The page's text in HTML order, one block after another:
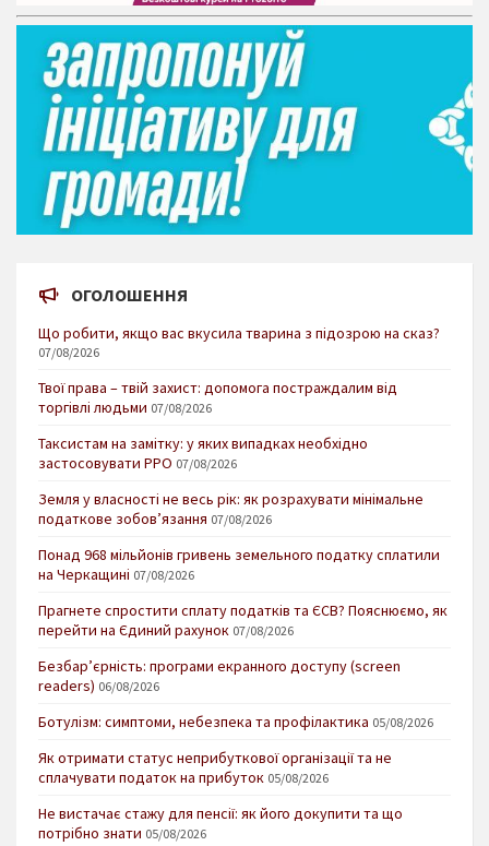
ОГОЛОШЕННЯ
Що робити, якщо вас вкусила тварина з підозрою на сказ?
07/08/2026
Твої права – твій захист: допомога постраждалим від
торгівлі людьми 07/08/2026
Таксистам на замітку: у яких випадках необхідно
застосовувати РРО 07/08/2026
Земля у власності не весь рік: як розрахувати мінімальне
податкове зобов’язання 07/08/2026
Понад 968 мільйонів гривень земельного податку сплатили
на Черкащині 07/08/2026
Прагнете спростити сплату податків та ЄСВ? Пояснюємо, як
перейти на Єдиний рахунок 07/08/2026
Безбар’єрність: програми екранного доступу (screen
readers) 06/08/2026
Ботулізм: симптоми, небезпека та профілактика 05/08/2026
Як отримати статус неприбуткової організації та не
сплачувати податок на прибуток 05/08/2026
Не вистачає стажу для пенсії: як його докупити та що
потрібно знати 05/08/2026